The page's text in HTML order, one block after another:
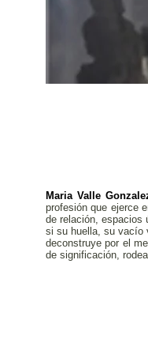
Maria Valle
profesión que ejerce
de relación, espacios
si su huella, su vacío
deconstruye por el
de significación,